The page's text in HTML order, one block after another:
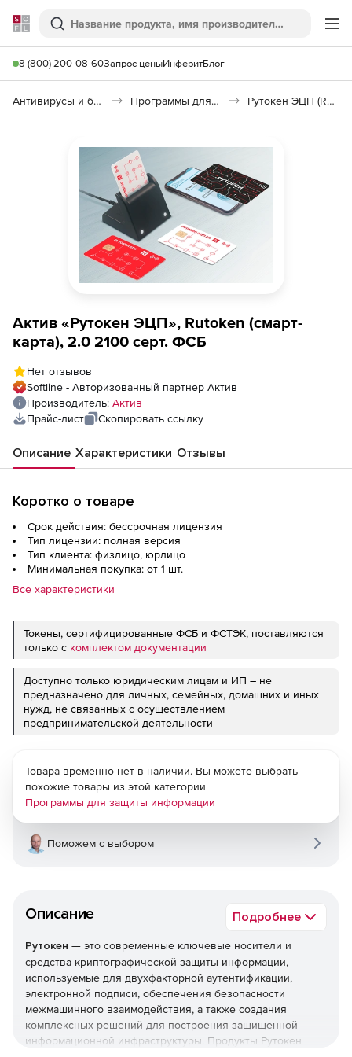
Softline
Поиск
8 (800) 200-08-60Запрос ценыИнферитБлог
Антивирусы и безопасность Программы для защиты информации Рутокен ЭЦП (Rutoken)
Актив «Рутокен ЭЦП», Rutoken (смарт-
карта), 2.0 2100 серт. ФСБ
Нет отзывов
Softline - Авторизованный партнер Актив
Производитель: Актив
Прайс-лист
Скопировать ссылку
Описание Характеристики Отзывы
Коротко о товаре
Срок действия: бессрочная лицензия
Тип лицензии: полная версия
Тип клиента: физлицо, юрлицо
Минимальная покупка: от 1 шт.
Все характеристики
Токены, сертифицированные ФСБ и ФСТЭК, поставляются
только с комплектом документации
Доступно только юридическим лицам и ИП – не
предназначено для личных, семейных, домашних и иных
нужд, не связанных с осуществлением
предпринимательской деятельности
Описание Подробнее
Рутокен — это современные ключевые носители и
средства криптографической защиты информации,
используемые для двухфакторной аутентификации,
электронной подписи, обеспечения безопасности
межмашинного взаимодействия, а также создания
комплексных решений для построения защищённой
информационной инфраструктуры. Продукты Рутокен
Товара временно нет в наличии. Вы можете выбрать
похожие товары из этой категории
Программы для защиты информации
Поможем с выбором